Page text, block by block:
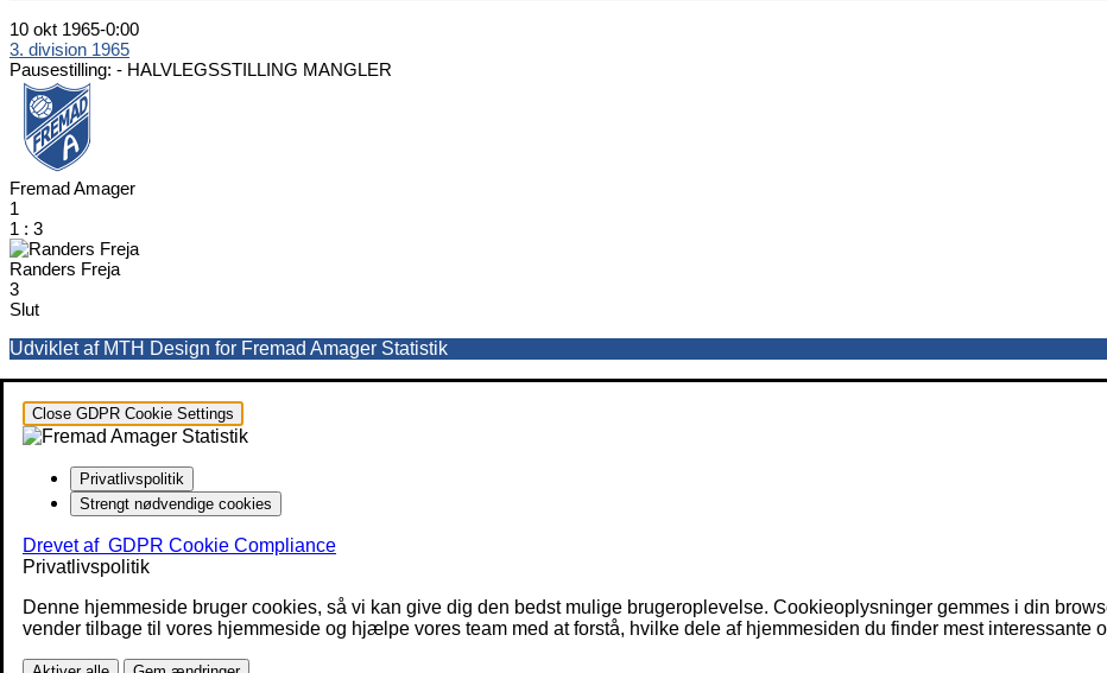
10 okt 1965-0:00
3. division 1965
Pausestilling: - HALVLEGSSTILLING MANGLER
Fremad Amager
1
1 : 3
Randers Freja
3
Slut
Udviklet af MTH Design for Fremad Amager Statistik
Close GDPR Cookie Settings
Privatlivspolitik
Strengt nødvendige cookies
Drevet af GDPR Cookie Compliance
Privatlivspolitik
Denne hjemmeside bruger cookies, så vi kan give dig den bedst mulige brugeroplevelse. Cookieoplysninger gemmes i din
vender tilbage til vores hjemmeside og hjælpe vores team med at forstå, hvilke dele af hjemmesiden du finder mest interessante